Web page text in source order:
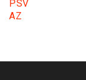
PSV
AZ